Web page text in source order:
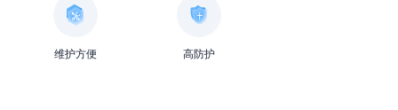
维护方便 高防护